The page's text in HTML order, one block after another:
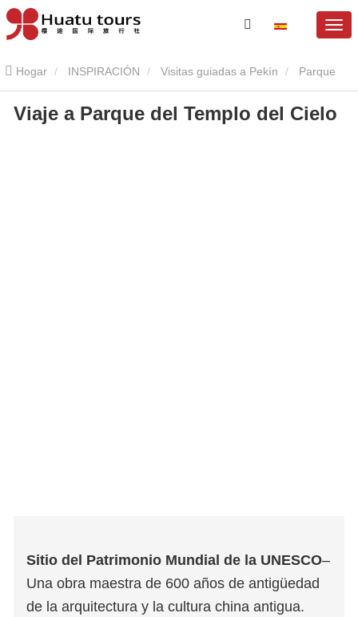
Hogar INSPIRACIÓN Visitas guiadas a Pekín Parque
del Templo del Cielo Viaje a Parque del Templo del Cielo
Viaje a Parque del Templo del Cielo
Sitio del Patrimonio Mundial de la UNESCO–
Una obra maestra de 600 años de antigüedad
de la arquitectura y la cultura china antigua.